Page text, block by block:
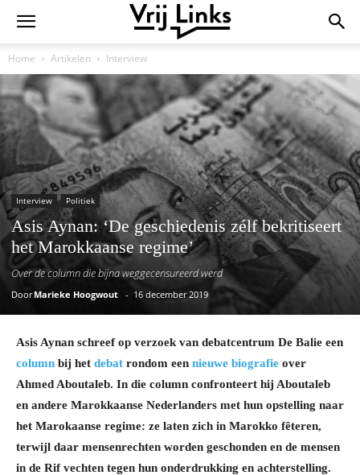
Home Artikelen Interview
Interview Politiek
Asis Aynan: ‘De geschiedenis zélf bekritiseert
het Marokkaanse regime’
Over de column die bijna weggecensureerd werd
Door Marieke Hoogwout - 16 december 2019
Asis Aynan schreef op verzoek van debatcentrum De Balie een
column bij het debat rondom een nieuwe biografie over
Ahmed Aboutaleb. In die column confronteert hij Aboutaleb
en andere Marokkaanse Nederlanders met hun opstelling naar
het Marokaanse regime: ze laten zich in Marokko fêteren,
terwijl daar mensenrechten worden geschonden en de mensen
in de Rif vechten tegen hun onderdrukking en achterstelling.